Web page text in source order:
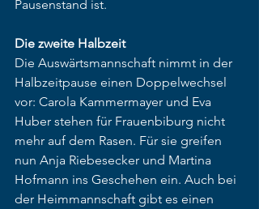
Pausenstand ist.
Die zweite Halbzeit
Die Auswärtsmannschaft nimmt in der
Halbzeitpause einen Doppelwechsel
vor: Carola Kammermayer und Eva
Huber stehen für Frauenbiburg nicht
mehr auf dem Rasen. Für sie greifen
nun Anja Riebesecker und Martina
Hofmann ins Geschehen ein. Auch bei
der Heimmannschaft gibt es einen